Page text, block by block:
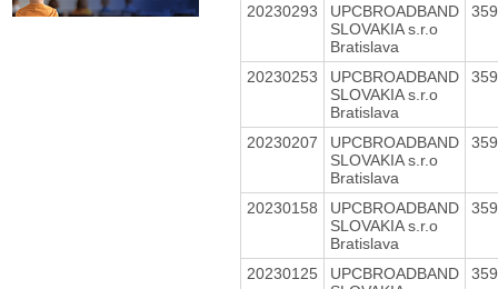
20230293
UPCBROADBAND
SLOVAKIA s.r.o
Bratislava
20230253
UPCBROADBAND
SLOVAKIA s.r.o
Bratislava
20230207
UPCBROADBAND
SLOVAKIA s.r.o
Bratislava
20230158
UPCBROADBAND
SLOVAKIA s.r.o
Bratislava
20230125
UPCBROADBAND